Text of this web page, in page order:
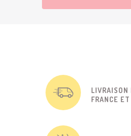
LIVRAISON
FRANCE